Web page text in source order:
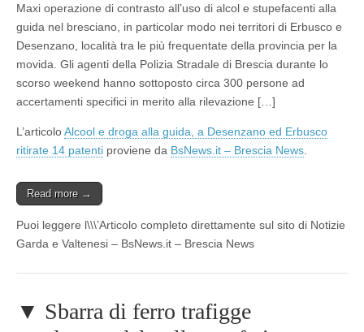
Maxi operazione di contrasto all’uso di alcol e stupefacenti alla
guida nel bresciano, in particolar modo nei territori di Erbusco e
Desenzano, località tra le più frequentate della provincia per la
movida. Gli agenti della Polizia Stradale di Brescia durante lo
scorso weekend hanno sottoposto circa 300 persone ad
accertamenti specifici in merito alla rilevazione […]
L’articoloAlcool e droga alla guida, a Desenzano ed Erbusco
ritirate 14 patenti proviene da BsNews.it – Brescia News
Read more →
Puoi leggere l\\\’Articolo completo direttamente sul sito di Notizie
Garda e Valtenesi – BsNews.it – Brescia News
▼ Sbarra di ferro trafigge